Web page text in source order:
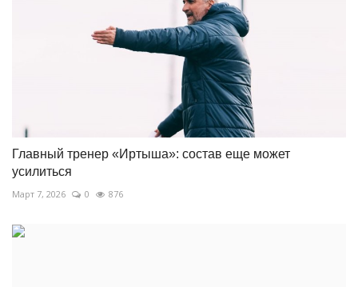
Главный тренер «Иртыша»: состав еще может
усилиться
Март 7, 2026 0 876